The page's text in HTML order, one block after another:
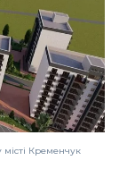
місті Кременчук